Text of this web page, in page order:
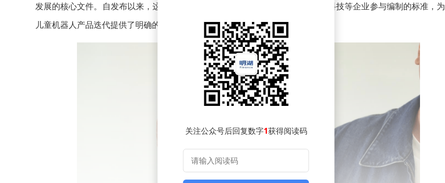
发展的核心文件。自发布以来，这份由国家级机构牵头、华为、科大讯飞、淘云科技等企业参与编制的标准，为
儿童机器人产品迭代提供了明确的技术框架与应用方向。
关注公众号后回复数字1获得阅读码